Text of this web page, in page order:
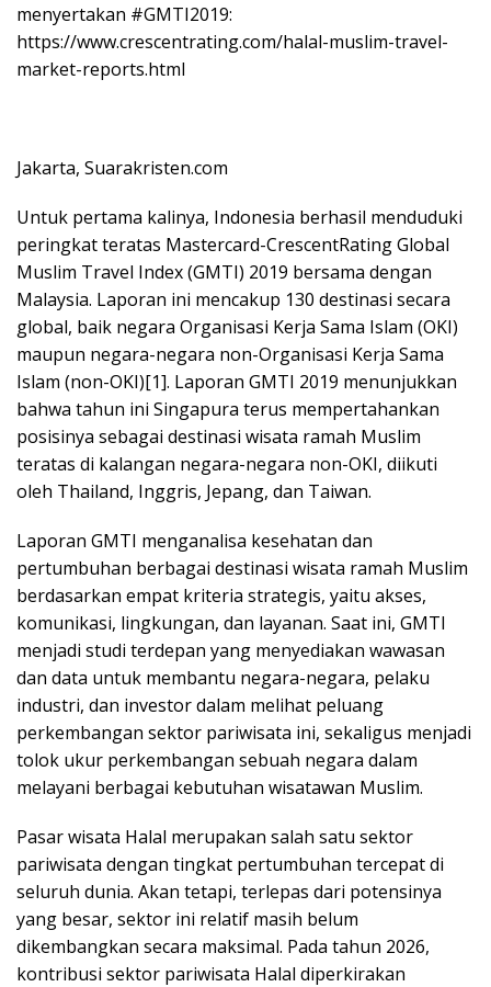
menyertakan #GMTI2019:
https://www.crescentrating.com/halal-muslim-travel-
market-reports.html
Jakarta, Suarakristen.com
Untuk pertama kalinya, Indonesia berhasil menduduki
peringkat teratas Mastercard-CrescentRating Global
Muslim Travel Index (GMTI) 2019 bersama dengan
Malaysia. Laporan ini mencakup 130 destinasi secara
global, baik negara Organisasi Kerja Sama Islam (OKI)
maupun negara-negara non-Organisasi Kerja Sama
Islam (non-OKI)[1]. Laporan GMTI 2019 menunjukkan
bahwa tahun ini Singapura terus mempertahankan
posisinya sebagai destinasi wisata ramah Muslim
teratas di kalangan negara-negara non-OKI, diikuti
oleh Thailand, Inggris, Jepang, dan Taiwan.
Laporan GMTI menganalisa kesehatan dan
pertumbuhan berbagai destinasi wisata ramah Muslim
berdasarkan empat kriteria strategis, yaitu akses,
komunikasi, lingkungan, dan layanan. Saat ini, GMTI
menjadi studi terdepan yang menyediakan wawasan
dan data untuk membantu negara-negara, pelaku
industri, dan investor dalam melihat peluang
perkembangan sektor pariwisata ini, sekaligus menjadi
tolok ukur perkembangan sebuah negara dalam
melayani berbagai kebutuhan wisatawan Muslim.
Pasar wisata Halal merupakan salah satu sektor
pariwisata dengan tingkat pertumbuhan tercepat di
seluruh dunia. Akan tetapi, terlepas dari potensinya
yang besar, sektor ini relatif masih belum
dikembangkan secara maksimal. Pada tahun 2026,
kontribusi sektor pariwisata Halal diperkirakan